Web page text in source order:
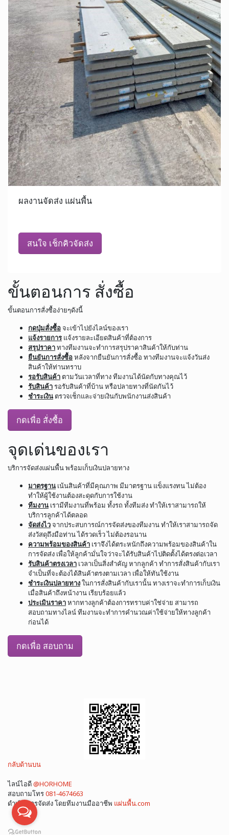
ผลงานจัดส่ง แผ่นพื้น
สนใจ เช็กคิวจัดส่ง
ขั้นตอนการ สั่งซื้อ
ขั้นตอนการสั่งซื้อง่ายๆดังนี้
กดปุ่มสั่งซื้อจะเข้าไปยังไลน์ของเรา
แจ้งรายการ แจ้งรายละเอียดสินค้าที่ต้องการ
สรุปราคาทางทีมงานจะทำการสรุปราคาสินค้าให้กับท่าน
ยืนยันการสั่งซื้อหลังจากยืนยันการสั่งซื้อ ทางทีมงานจะแจ้งวันส่ง
สินค้าให้ท่านทราบ
รอรับสินค้า ตามวันเวลาที่ทาง ทีมงานได้นัดกับทางคุณไว้
รับสินค้ารอรับสินค้าที่บ้าน หรือปลายทางที่นัดกันไว้
ชำระเงิน ตรวจเช็กและจ่ายเงินกับพนักงานส่งสินค้า
กดเพื่อ สั่งซื้อ
จุดเด่นของเรา
บริการจัดส่งแผ่นพื้น พร้อมเก็บเงินปลายทาง
มาตรฐาน เน้นสินค้าที่มีคุณภาพ มีมาตรฐาน แข็งแรงทน ไม่ต้อง
ทำให้ผู้ใช้งานต้องสะดุดกับการใช้งาน
ทีมงาน เรามีทีมงานที่พร้อม ทั้งรถ ทั้งทีมส่ง ทำให้เราสามารถให้
บริการลูกค้าได้ตลอด
จัดส่งไวจากประสบการณ์การจัดส่งของทีมงาน ทำให้เราสามารถจัด
ส่งวัสดุถึงมือท่าน ได้รวดเร็ว ไม่ต้องรอนาน
ความพร้อมของสินค้า เราจึงได้ตระหนักถึงความพร้อมของสินค้าใน
การจัดส่ง เพื่อให้ลูกค้ามั่นใจว่าจะได้รับสินค้าไปติดตั้งได้ตรงต่อเวลา
รับสินค้าตรงเวลา เวลาเป็นสิ่งสำคัญ หากลูกค้า ทำการสั่งสินค้ากับเรา
จำเป็นที่จะต้องได้สินค้าตรงตามเวลา เพื่อให้ทันใช้งาน
ชำระเงินปลายทางในการสั่งสินค้ากับเรานั้น ทางเราจะทำการเก็บเงิน
เมื่อสินค้าถึงหน้างาน เรียบร้อยแล้ว
ประเมินราคาหากทางลูกค้าต้องการทราบค่าใช่จ่าย สามารถ
สอบถามทางไลน์ ทีมงานจะทำการคำนวณค่าใช้จ่ายให้ทางลูกค้า
ก่อนได้
กดเพื่อ สอบถาม
กลับด้านบน
ไลน์ไอดี@HORHOME
สอบถามโทร081-4674663
ดำเนินการจัดส่ง โดยทีมงานมืออาชีพ แผ่นพื้น.com